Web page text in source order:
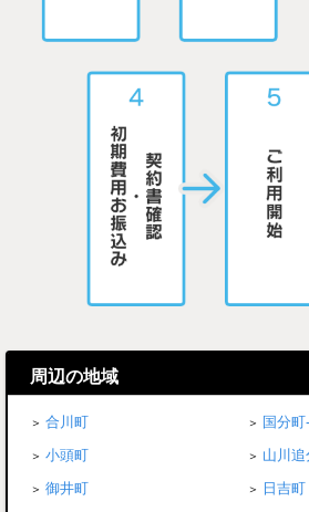
周辺の地域
合川町
国分
小頭町
山川追
御井町
日吉町